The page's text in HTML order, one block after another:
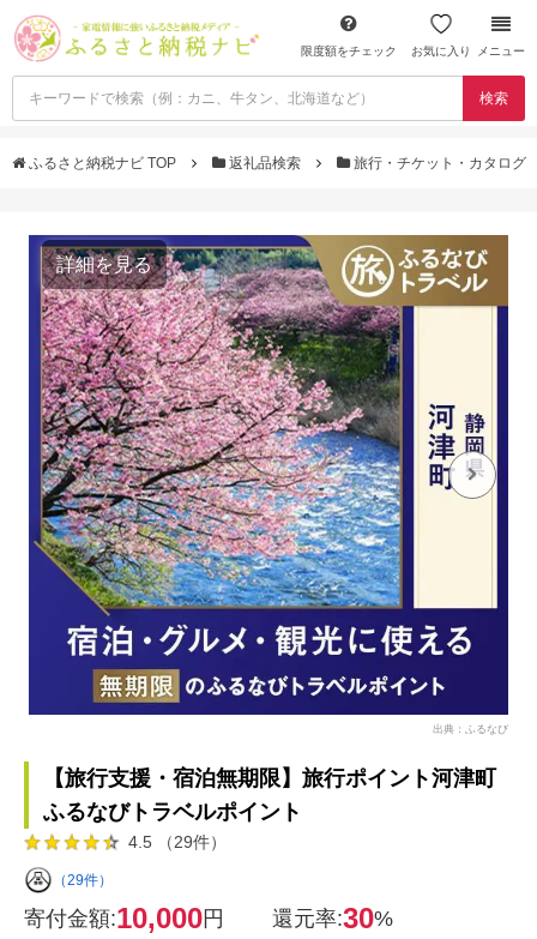
限度額をチェック お気に入り メニュー
検索
ふるさと納税ナビ TOP 返礼品検索 旅行・チケット・カタログ
詳細を見る
出典：ふるなび
【旅行支援・宿泊無期限】旅行ポイント河津町
ふるなびトラベルポイント
4.5 （29件）
（29件）
寄付金額:10,000円 還元率:30%